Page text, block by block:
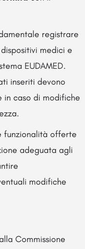
registrare
medici e
EUDAMED.
inseriti devono
in caso di modifiche
funzionalità offerte
adeguata agli
modifiche
Commissione